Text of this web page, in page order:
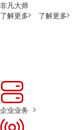
非凡大师
了解更多
了解更多
企业业务